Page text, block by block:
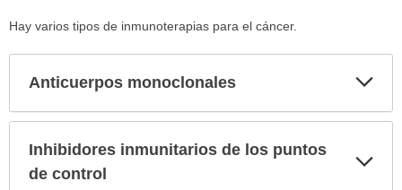
Hay varios tipos de inmunoterapias para el cáncer.
Anticuerpos monoclonales
Inhibidores inmunitarios de los puntos
de control